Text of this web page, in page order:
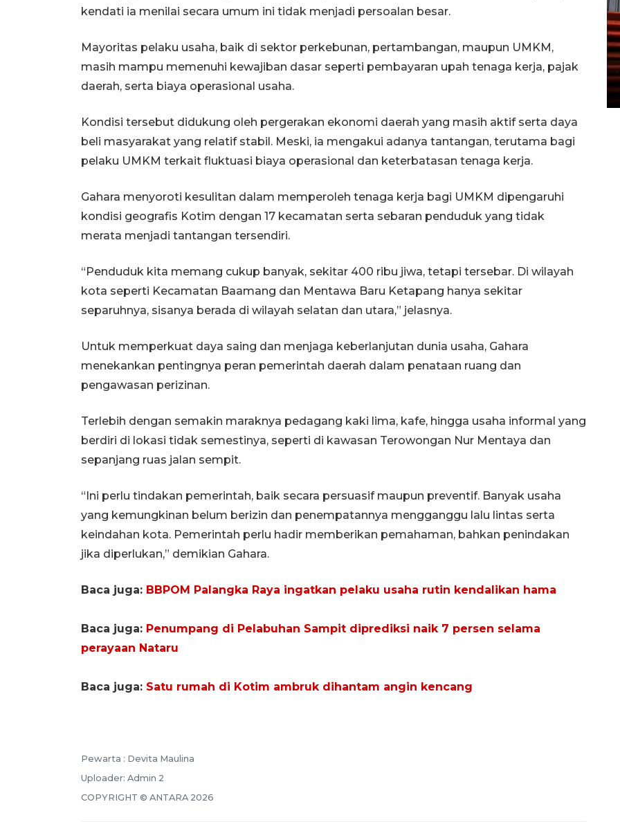
kendati ia menilai secara umum ini tidak menjadi persoalan besar.
Mayoritas pelaku usaha, baik di sektor perkebunan, pertambangan, maupun UMKM,
masih mampu memenuhi kewajiban dasar seperti pembayaran upah tenaga kerja, pajak
daerah, serta biaya operasional usaha.
Kondisi tersebut didukung oleh pergerakan ekonomi daerah yang masih aktif serta daya
beli masyarakat yang relatif stabil. Meski, ia mengakui adanya tantangan, terutama bagi
pelaku UMKM terkait fluktuasi biaya operasional dan keterbatasan tenaga kerja.
Gahara menyoroti kesulitan dalam memperoleh tenaga kerja bagi UMKM dipengaruhi
kondisi geografis Kotim dengan 17 kecamatan serta sebaran penduduk yang tidak
merata menjadi tantangan tersendiri.
“Penduduk kita memang cukup banyak, sekitar 400 ribu jiwa, tetapi tersebar. Di wilayah
kota seperti Kecamatan Baamang dan Mentawa Baru Ketapang hanya sekitar
separuhnya, sisanya berada di wilayah selatan dan utara,” jelasnya.
Untuk memperkuat daya saing dan menjaga keberlanjutan dunia usaha, Gahara
menekankan pentingnya peran pemerintah daerah dalam penataan ruang dan
pengawasan perizinan.
Terlebih dengan semakin maraknya pedagang kaki lima, kafe, hingga usaha informal yang
berdiri di lokasi tidak semestinya, seperti di kawasan Terowongan Nur Mentaya dan
sepanjang ruas jalan sempit.
“Ini perlu tindakan pemerintah, baik secara persuasif maupun preventif. Banyak usaha
yang kemungkinan belum berizin dan penempatannya mengganggu lalu lintas serta
keindahan kota. Pemerintah perlu hadir memberikan pemahaman, bahkan penindakan
jika diperlukan,” demikian Gahara.
Baca juga: BBPOM Palangka Raya ingatkan pelaku usaha rutin kendalikan hama
Baca juga: Penumpang di Pelabuhan Sampit diprediksi naik 7 persen selama
perayaan Nataru
Baca juga: Satu rumah di Kotim ambruk dihantam angin kencang
Pewarta : Devita Maulina
Uploader: Admin 2
COPYRIGHT © ANTARA 2026
Prediksi puncak musim
kemarau di Kalimantan
Tengah